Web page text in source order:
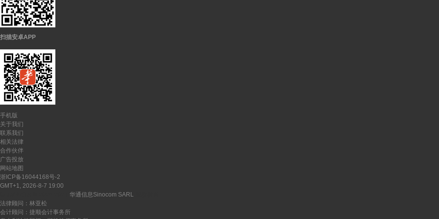
扫描安卓APP
手机版
关于我们
联系我们
相关法律
合作伙伴
广告投放
网站地图
浙ICP备16044168号-2
GMT+1, 2026-8-7 19:00
华通信息Sinocom SARL
法律顾问：林亚松
会计顾问：捷顺会计事务所